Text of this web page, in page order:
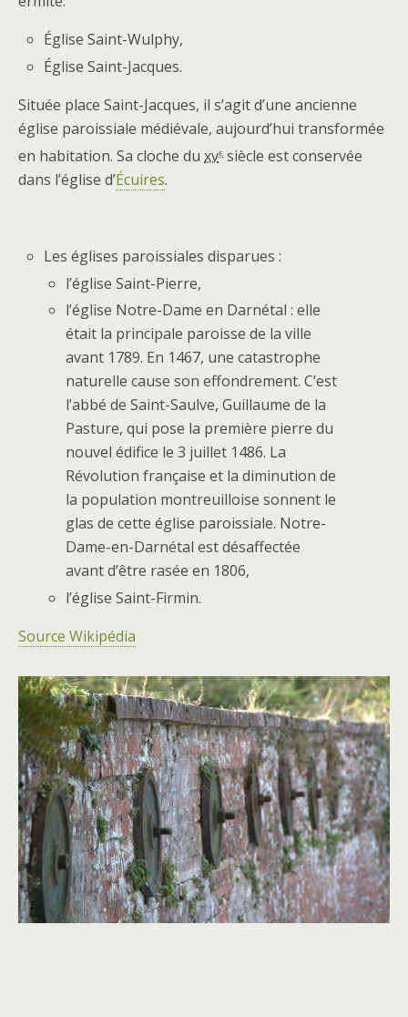
Église Saint-Wulphy,
Église Saint-Jacques.
Située place Saint-Jacques, il s’agit d’une ancienne
église paroissiale médiévale, aujourd’hui transformée
en habitation. Sa cloche du xve siècle est conservée
dans l’église d’Écuires.
Les églises paroissiales disparues :
l’église Saint-Pierre,
l’église Notre-Dame en Darnétal : elle
était la principale paroisse de la ville
avant 1789. En 1467, une catastrophe
naturelle cause son effondrement. C’est
l’abbé de Saint-Saulve, Guillaume de la
Pasture, qui pose la première pierre du
nouvel édifice le3 juillet 1486. La
Révolution française et la diminution de
la population montreuilloise sonnent le
glas de cette église paroissiale. Notre-
Dame-en-Darnétal est désaffectée
avant d’être rasée en 1806,
l’église Saint-Firmin.
Source Wikipédia